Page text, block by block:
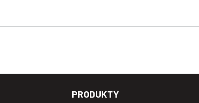
PRODUKTY